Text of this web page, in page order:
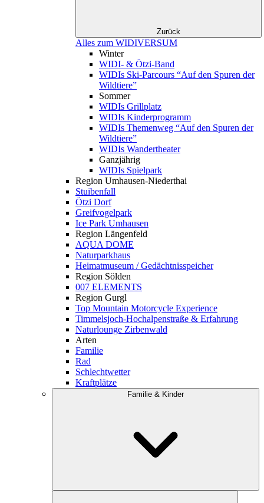
Zurück
Alles zum WIDIVERSUM
Winter
WIDI- & Ötzi-Band
WIDIs Ski-Parcours “Auf den Spuren der
Wildtiere”
Sommer
WIDIs Grillplatz
WIDIs Kinderprogramm
WIDIs Themenweg “Auf den Spuren der
Wildtiere”
WIDIs Wandertheater
Ganzjährig
WIDIs Spielpark
Region Umhausen-Niederthai
Stuibenfall
Ötzi Dorf
Greifvogelpark
Ice Park Umhausen
Region Längenfeld
AQUA DOME
Naturparkhaus
Heimatmuseum / Gedächtnisspeicher
Region Sölden
007 ELEMENTS
Region Gurgl
Top Mountain Motorcycle Experience
Timmelsjoch-Hochalpenstraße & Erfahrung
Naturlounge Zirbenwald
Arten
Familie
Rad
Schlechtwetter
Kraftplätze
Familie & Kinder